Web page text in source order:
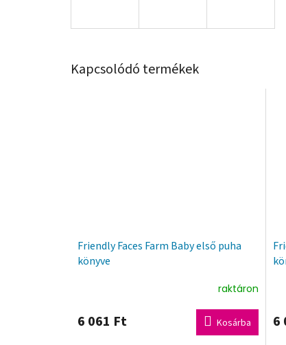
Kapcsolódó termékek
Friendly Faces Farm Baby első puha
könyve
raktáron
6 061 Ft Kosárba 6